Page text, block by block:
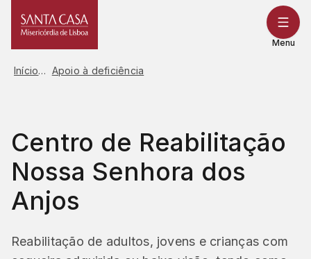
para
Menu
Início Apoio à deficiência
Centro de Reabilitação
Nossa Senhora dos
Anjos
Reabilitação de adultos, jovens e crianças com